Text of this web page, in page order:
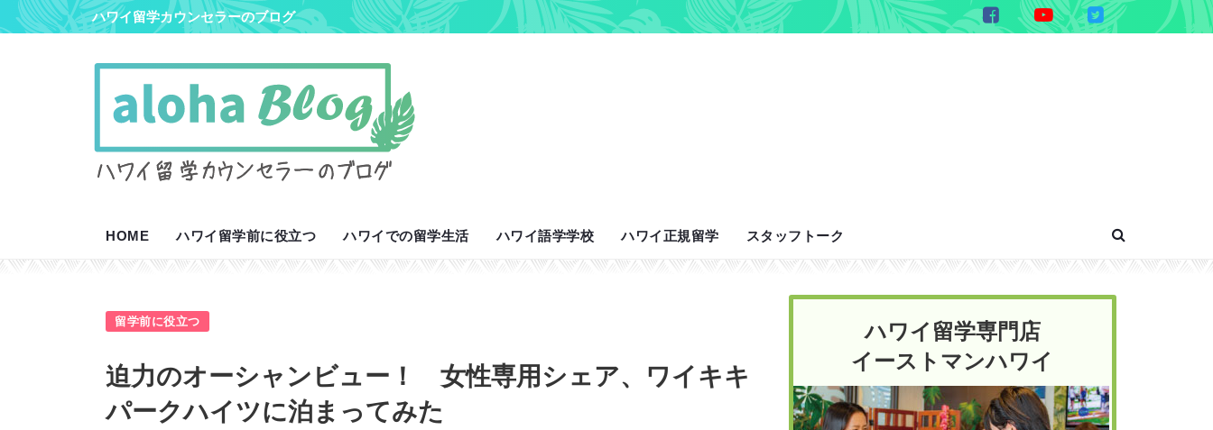
ハワイ留学カウンセラーのブログ
HOME ハワイ留学前に役立つ ハワイでの留学生活 ハワイ語学学校 ハワイ正規留学 スタッフトーク
留学前に役立つ
迫力のオーシャンビュー！ 女性専用シェア、ワイキキ
パークハイツに泊まってみた
ハワイ留学専門店
イーストマンハワイ